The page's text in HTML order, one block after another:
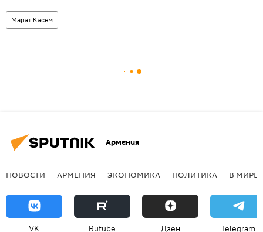
Марат Касем
Армения
НОВОСТИ АРМЕНИЯ ЭКОНОМИКА ПОЛИТИКА В МИРЕ
VK Rutube Дзен Telegram